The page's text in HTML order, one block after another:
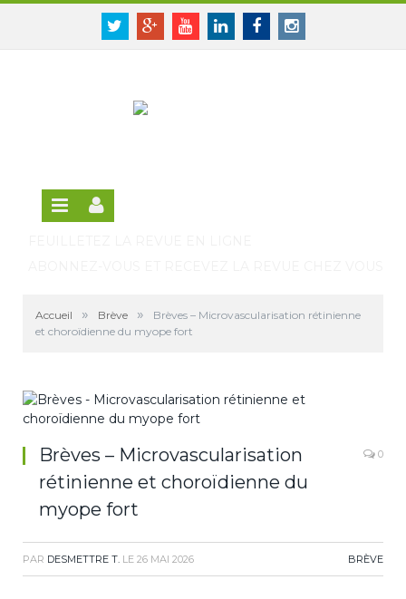
Panneau de gestion des cookies
TwitterGoogle+YoutubeLinkedinFacebookInstagram
SE CONNECTER
Accueil » Brève »
Brèves – Microvascularisation rétinienne
et choroïdienne du myope fort
Brèves – Microvascularisation
rétinienne et choroïdienne du
myope fort
0
PAR DESMETTRE T. LE 26 MAI 2026 BRÈVE